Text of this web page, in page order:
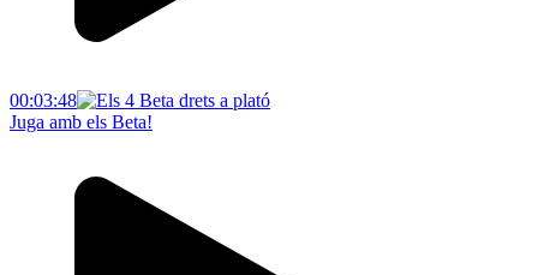
00:03:48
Juga amb els Beta!